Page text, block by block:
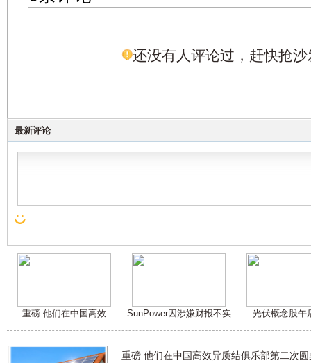
还没有人评论过，赶快抢沙
最新评论
重磅 他们在中国高效 SunPower因涉嫌财报不实 光伏概念股午
重磅 他们在中国高效异质结俱乐部第二次